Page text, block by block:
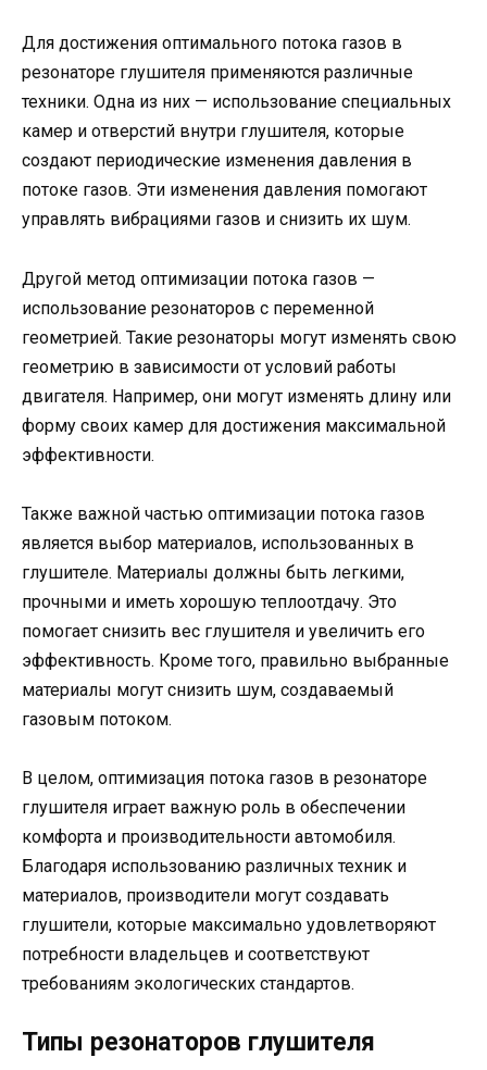
Для достижения оптимального потока газов в
резонаторе глушителя применяются различные
техники. Одна из них — использование специальных
камер и отверстий внутри глушителя, которые
создают периодические изменения давления в
потоке газов. Эти изменения давления помогают
управлять вибрациями газов и снизить их шум.
Другой метод оптимизации потока газов —
использование резонаторов с переменной
геометрией. Такие резонаторы могут изменять свою
геометрию в зависимости от условий работы
двигателя. Например, они могут изменять длину или
форму своих камер для достижения максимальной
эффективности.
Также важной частью оптимизации потока газов
является выбор материалов, использованных в
глушителе. Материалы должны быть легкими,
прочными и иметь хорошую теплоотдачу. Это
помогает снизить вес глушителя и увеличить его
эффективность. Кроме того, правильно выбранные
материалы могут снизить шум, создаваемый
газовым потоком.
В целом, оптимизация потока газов в резонаторе
глушителя играет важную роль в обеспечении
комфорта и производительности автомобиля.
Благодаря использованию различных техник и
материалов, производители могут создавать
глушители, которые максимально удовлетворяют
потребности владельцев и соответствуют
требованиям экологических стандартов.
Типы резонаторов глушителя